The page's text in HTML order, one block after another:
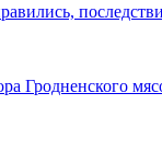
Гродненского